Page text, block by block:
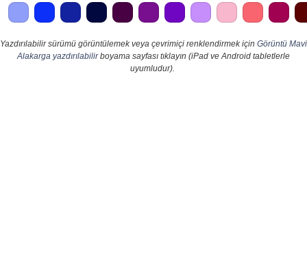
Yazdırılabilir sürümü görüntülemek veya çevrimiçi renklendirmek için Görüntü Mavi
Alakarga yazdırılabilirboyama sayfası tıklayın (iPad ve Android tabletlerle
uyumludur).